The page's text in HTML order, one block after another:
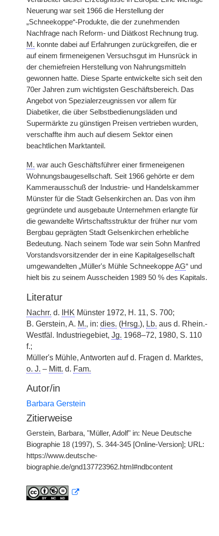
Neuerung war seit 1966 die Herstellung der
„Schneekoppe“-Produkte, die der zunehmenden
Nachfrage nach Reform- und Diätkost Rechnung trug.
M. konnte dabei auf Erfahrungen zurückgreifen, die er
auf einem firmeneigenen Versuchsgut im Hunsrück in
der chemiefreien Herstellung von Nahrungsmitteln
gewonnen hatte. Diese Sparte entwickelte sich seit den
70er Jahren zum wichtigsten Geschäftsbereich. Das
Angebot von Spezialerzeugnissen vor allem für
Diabetiker, die über Selbstbedienungsläden und
Supermärkte zu günstigen Preisen vertrieben wurden,
verschaffte ihm auch auf diesem Sektor einen
beachtlichen Marktanteil.
M. war auch Geschäftsführer einer firmeneigenen
Wohnungsbaugesellschaft. Seit 1966 gehörte er dem
Kammerausschuß der Industrie- und Handelskammer
Münster für die Stadt Gelsenkirchen an. Das von ihm
gegründete und ausgebaute Unternehmen erlangte für
die gewandelte Wirtschaftsstruktur der früher nur vom
Bergbau geprägten Stadt Gelsenkirchen erhebliche
Bedeutung. Nach seinem Tode war sein Sohn Manfred
Vorstandsvorsitzender der in eine Kapitalgesellschaft
umgewandelten „Müller's Mühle SchneekoppeAG“ und
hielt bis zu seinem Ausscheiden 1989 50 % des Kapitals.
Literatur
Nachrr. d. IHK Münster 1972, H. 11, S. 700;
B. Gerstein, A. M., in: dies. (Hrsg.), Lb. aus d. Rhein.-
Westfäl. Industriegebiet, Jg. 1968–72, 1980, S. 110
f.;
Müller's Mühle, Antworten auf d. Fragen d. Marktes,
o. J. – Mitt. d. Fam.
Autor/in
Barbara Gerstein
Zitierweise
Gerstein, Barbara, "Müller, Adolf" in: Neue Deutsche
Biographie 18 (1997), S. 344-345 [Online-Version]; URL:
https://www.deutsche-
biographie.de/gnd137723962.html#ndbcontent